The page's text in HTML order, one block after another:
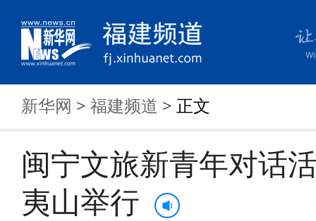
新华网 > 福建频道 > 正文
闽宁文旅新青年对话
夷山举行